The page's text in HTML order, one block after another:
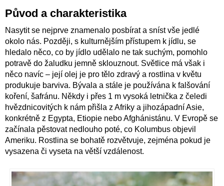
Původ a charakteristika
Nasytit se nejprve znamenalo posbírat a sníst vše jedlé
okolo nás. Později, s kulturnějším přístupem k jídlu, se
hledalo něco, co by jídlo udělalo ne tak suchým, pomohlo
potravě do žaludku jemně sklouznout. Světlice má však i
něco navíc – její olej je pro tělo zdravý a rostlina v květu
produkuje barviva. Bývala a stále je používána k falšování
koření, šafránu. Někdy i přes 1 m vysoká letnička z čeledi
hvězdnicovitých k nám přišla z Afriky a jihozápadní Asie,
konkrétně z Egypta, Etiopie nebo Afghánistánu. V Evropě se
začínala pěstovat nedlouho poté, co Kolumbus objevil
Ameriku. Rostlina se bohatě rozvětvuje, zejména pokud je
vysazena či vyseta na větší vzdálenost.